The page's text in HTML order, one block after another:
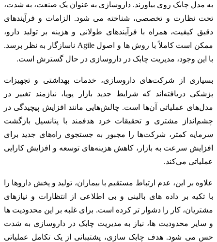
به مدل چابک روی بیاورند. داروسازی به عنوان یک صنعت، به شدت،
تحت نظارت و تخصصی، شناخته می شود. الزامات و فرآیندهای
دقیق کیفیت، همراه با فرآیندهای طولانی و هزینه بر تولید دارو،
ممکن است کاملاً با روش ها و اصول Agile ناسازگار به نظر برسد.
با این وجود، مدیریت چابک در داروسازی در حال گسترش است.
بسیاری از شرکت‌های داروسازی، خدمات بهداشتی و تجهیزات
پزشکی دریافته‌اند که شرایط جدید بازار پویا، نیازمند تغییر در
مدل‌های عملیاتی آن‌ها است. چالش‌هایی مانند افزایش پیچیدگی در
چشم‌انداز مشتری و تحقیقات خرد هدفمند با پتانسیل بازگشت
سرمایه کمتر، شرکت‌ها را مجبور به جستجوی راه‌های جدید برای
افزایش سرعت به بازار، کاهش هزینه‌های توسعه و افزایش کارایی
عملیاتی می‌کند.
علاوه بر این، عدم ارتباط مستقیم با بیماران، تولید و پخش داروها را
با تکیه بر داده های بالینی و بی اطلاعی از انتظارات و نیازهای
مشتریان، کار را دشوار تر کرده است. برای غلبه بر این محدودیت ها
و سایر محدودیت ها، نیاز به مدیریت چابک در داروسازی به شدت
حس می شود. هدف چابک سازی، پشتیبانی از یک تکامل عملیاتی